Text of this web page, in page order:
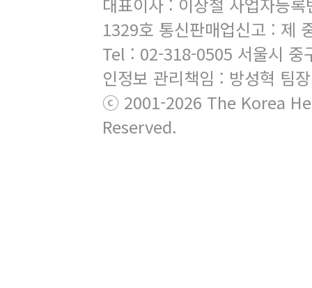
1329호 통신판매업신고 : 제
Tel : 02-318-0505 서울시 중
인정보 관리책임 : 방성혁 팀장
ⓒ 2001-2026 The Korea
Reserved.